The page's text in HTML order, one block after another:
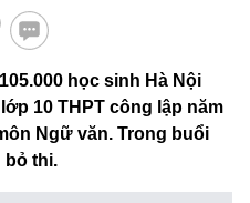
học sinh Hà Nội
10 THPT công lập năm
Ngữ văn. Trong buổi
bỏ thi.